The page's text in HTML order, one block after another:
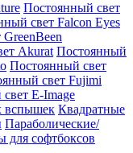
Постоянный свет
свет Falcon Eyes
Akurat Постоянный
Постоянный свет
свет Fujimi
E-Image
вспышек Квадратные
Параболические/
для софтбоксов